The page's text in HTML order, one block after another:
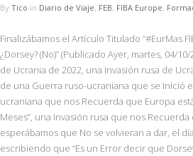
By Tico in Diario de Viaje, FEB, FIBA Europe,
Finalizábamos el Artículo Titulado “#EurMas
¿Dorsey? (No)” (Publicado Ayer, martes, 04/
de Ucrania de 2022, una Invasión rusa de
de una Guerra ruso-ucraniana que se Inició
ucraniana que nos Recuerda que Europa
Meses”, una Invasión rusa que nos
esperábamos que No se volvieran a dar, el
escribiendo que “Es un Error decir que